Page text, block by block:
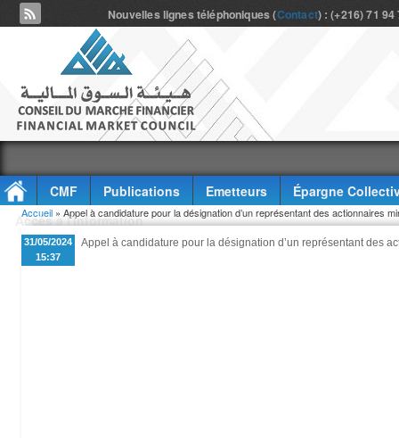
Nouvelles lignes téléphoniques (Contact) : (+216) 71
CMF Publications Emetteurs
Épargne
Accès à l'information
Vous êtes ici
Accueil » Appel à candidature pour la désignation d’un représentant des actionnaires
31/05/2024
15:37
Appel à candidature pour la désignation d’un représentant des